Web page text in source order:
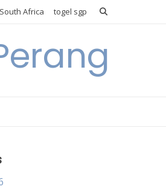
Africa togel sgp